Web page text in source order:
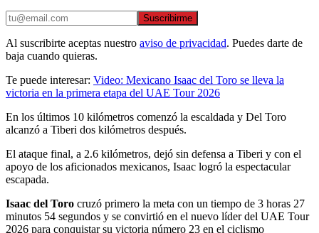
Suscribirme
Al suscribirte aceptas nuestro aviso de privacidad. Puedes darte de
baja cuando quieras.
Te puede interesar: Video: Mexicano Isaac del Toro se lleva la
victoria en la primera etapa del UAE Tour 2026
En los últimos 10 kilómetros comenzó la escaldada y Del Toro
alcanzó a Tiberi dos kilómetros después.
El ataque final, a 2.6 kilómetros, dejó sin defensa a Tiberi y con el
apoyo de los aficionados mexicanos, Isaac logró la espectacular
escapada.
Isaac del Toro cruzó primero la meta con un tiempo de 3 horas 27
minutos 54 segundos y se convirtió en el nuevo líder del UAE Tour
2026 para conquistar su victoria número 23 en el ciclismo